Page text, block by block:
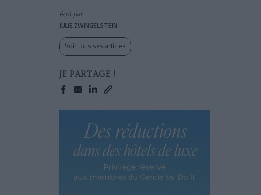
écrit par
JULIE ZWINGELSTEIN
Voir tous ses articles
JE PARTAGE !